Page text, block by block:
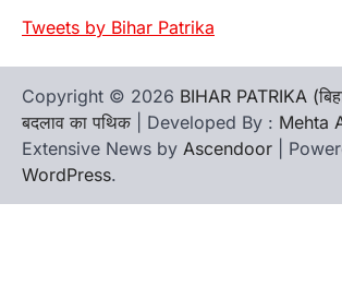
Tweets by Bihar Patrika
Copyright © 2026 BIHAR PATRIKA
बदलाव का पथिक | Developed By : Mehta
Extensive News by Ascendoor |
WordPress.